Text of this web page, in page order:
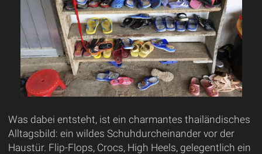
Was dabei entsteht, ist ein charmantes thailändisches
Alltagsbild: ein wildes Schuhdurcheinander vor der
Haustür. Flip-Flops, Crocs, High Heels, gelegentlich ein